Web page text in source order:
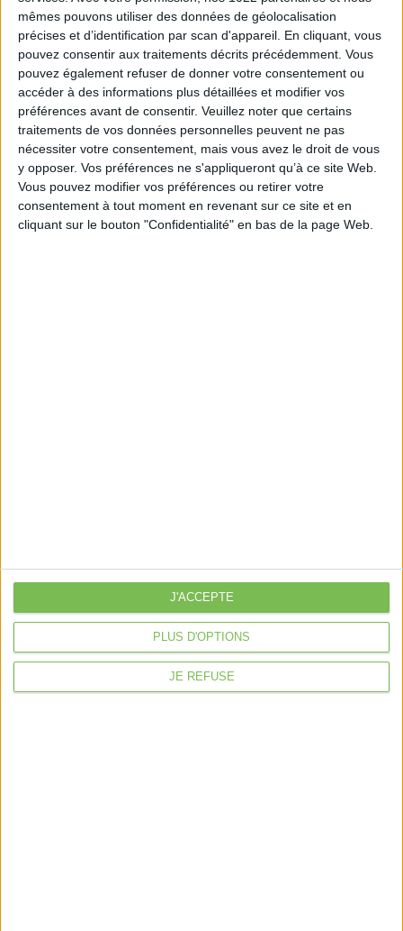
mêmes pouvons utiliser des données de géolocalisation
précises et d’identification par scan d'appareil. En cliquant, vous
pouvez consentir aux traitements décrits précédemment. Vous
pouvez également refuser de donner votre consentement ou
accéder à des informations plus détaillées et modifier vos
préférences avant de consentir. Veuillez noter que certains
traitements de vos données personnelles peuvent ne pas
nécessiter votre consentement, mais vous avez le droit de vous
y opposer. Vos préférences ne s'appliqueront qu’à ce site Web.
Vous pouvez modifier vos préférences ou retirer votre
consentement à tout moment en revenant sur ce site et en
cliquant sur le bouton "Confidentialité" en bas de la page Web.
PLUS D'OPTIONS
JE REFUSE
J'ACCEPTE
ticket de caisse s’appliquera finalement en France à
partir du 1er août 2023. Ce report a été décidé par
l’exécutif en raison de l’inflation qui touche la
France.
https://www.legifrance.gouv.fr/jorf/id/
Découvrir Cotélib
Loueur en Meublé
Location de bureaux
Examen de Conformité Fiscale